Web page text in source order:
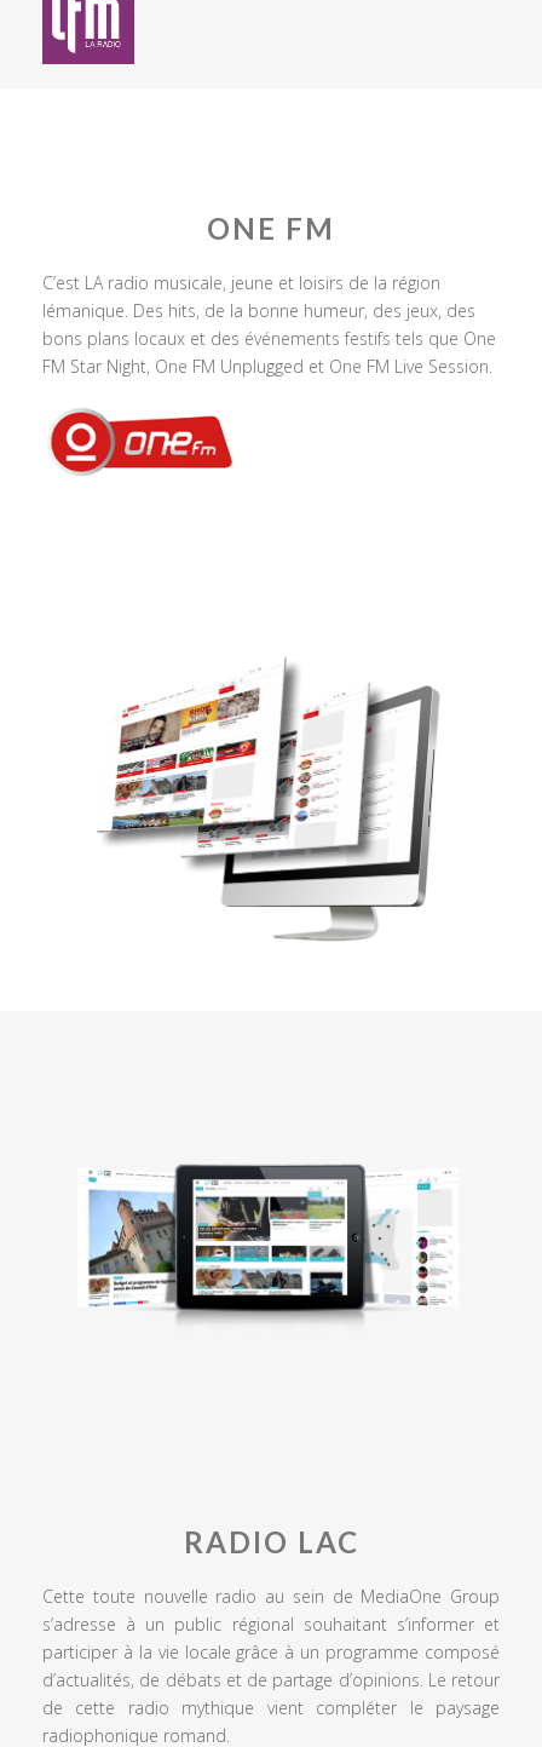
ONE FM
C’est LA radio musicale, jeune et loisirs de la région
lémanique. Des hits, de la bonne humeur, des jeux, des
bons plans locaux et des événements festifs tels que One
FM Star Night, One FM Unplugged et One FM Live Session.
RADIO LAC
Cette toute nouvelle radio au sein de MediaOne Group
s’adresse à un public régional souhaitant s’informer et
participer à la vie locale grâce à un programme composé
d’actualités, de débats et de partage d’opinions. Le retour
de cette radio mythique vient compléter le paysage
radiophonique romand.